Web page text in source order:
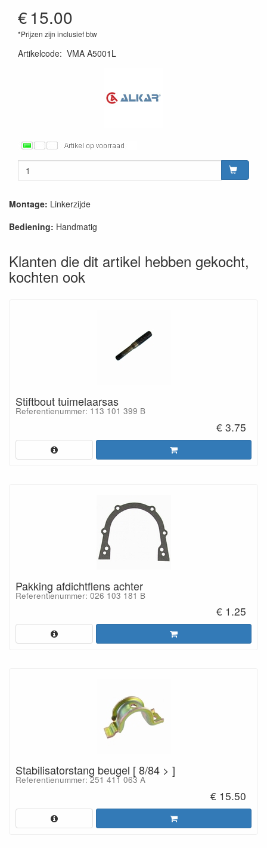
€15.00
*Prijzen zijn inclusief btw
Artikelcode: VMA A5001L
Montage: Linkerzijde
Bediening: Handmatig
Klanten die dit artikel hebben gekocht,
kochten ook
Stiftbout tuimelaarsas
Referentienummer: 113 101 399 B
€ 3.75
Pakking afdichtflens achter
Referentienummer: 026 103 181 B
€ 1.25
Stabilisatorstang beugel [ 8/84 > ]
Referentienummer: 251 411 063 A
€ 15.50